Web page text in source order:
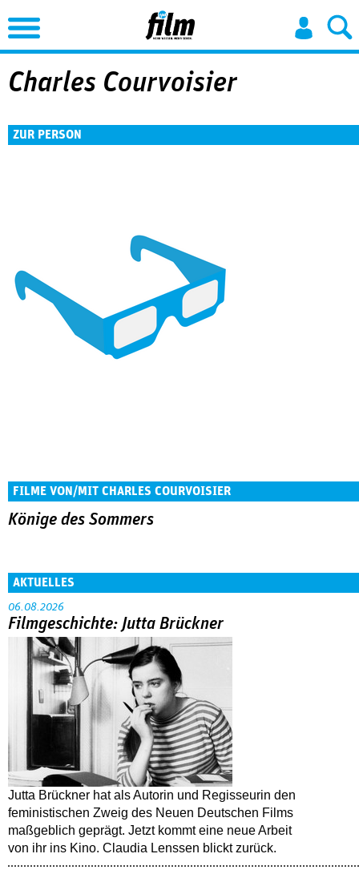
Jump to Navigation
Charles Courvoisier
ZUR PERSON
FILME VON/MIT CHARLES COURVOISIER
Könige des Sommers
AKTUELLES
06.08.2026
Filmgeschichte: Jutta Brückner
Jutta Brückner hat als Autorin und Regisseurin den
feministischen Zweig des Neuen Deutschen Films
maßgeblich geprägt. Jetzt kommt eine neue Arbeit
von ihr ins Kino. Claudia Lenssen blickt zurück.